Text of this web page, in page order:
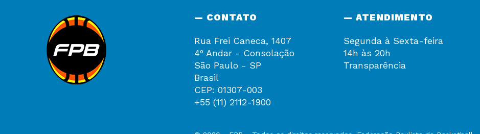
— CONTATO
Rua Frei Caneca, 1407
4º Andar - Consolação
São Paulo - SP
Brasil
CEP: 01307-003
+55 (11) 2112-1900
— ATENDIMENTO
Segunda à Sexta-feira
14h às 20h
Transparência